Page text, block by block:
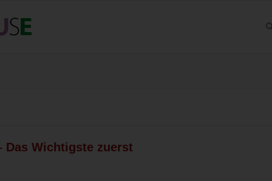
Das Wichtigste zuerst